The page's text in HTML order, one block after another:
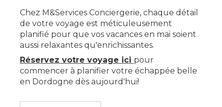
Chez M&Services Conciergerie, chaque détail
de votre voyage est méticuleusement
planifié pour que vos vacances en mai soient
aussi relaxantes qu'enrichissantes.
Réservez votre voyage ici pour
commencer à planifier votre échappée belle
en Dordogne dès aujourd'hui!